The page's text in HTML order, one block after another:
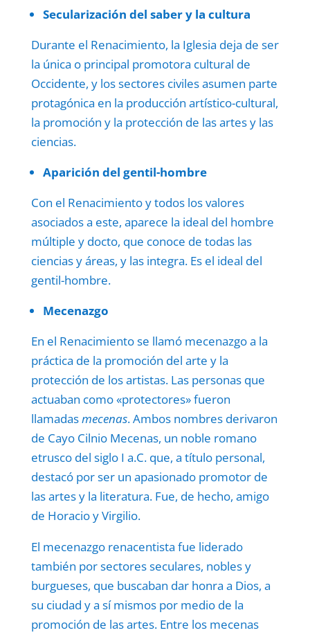
Secularización del saber y la cultura
Durante el Renacimiento, la Iglesia deja de ser
la única o principal promotora cultural de
Occidente, y los sectores civiles asumen parte
protagónica en la producción artístico-cultural,
la promoción y la protección de las artes y las
ciencias.
Aparición del gentil-hombre
Con el Renacimiento y todos los valores
asociados a este, aparece la ideal del hombre
múltiple y docto, que conoce de todas las
ciencias y áreas, y las integra. Es el ideal del
gentil-hombre.
Mecenazgo
En el Renacimiento se llamó mecenazgo a la
práctica de la promoción del arte y la
protección de los artistas. Las personas que
actuaban como «protectores» fueron
llamadasmecenas. Ambos nombres derivaron
de Cayo Cilnio Mecenas, un noble romano
etrusco del siglo I a.C. que, a título personal,
destacó por ser un apasionado promotor de
las artes y la literatura. Fue, de hecho, amigo
de Horacio y Virgilio.
El mecenazgo renacentista fue liderado
también por sectores seculares, nobles y
burgueses, que buscaban dar honra a Dios, a
su ciudad y a sí mismos por medio de la
promoción de las artes. Entre los mecenas